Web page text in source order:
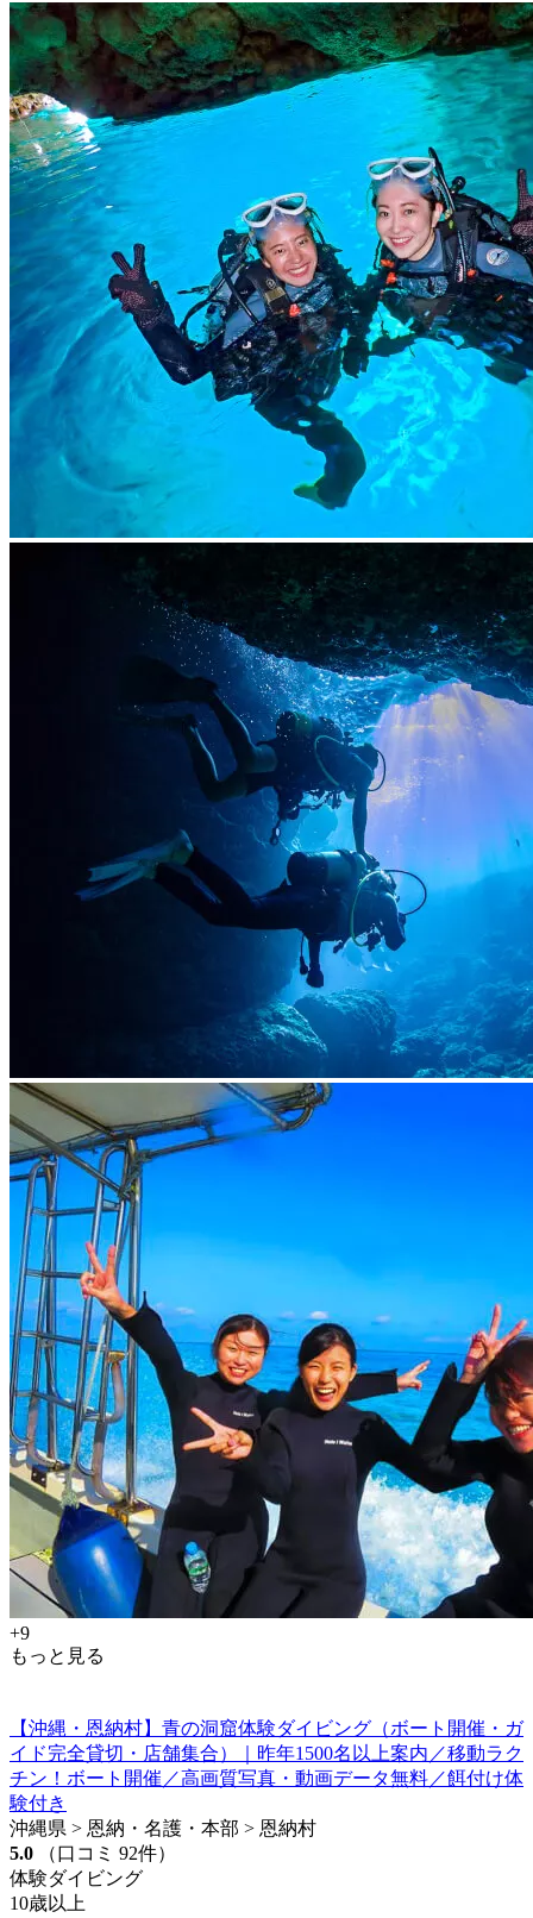
+9
もっと見る
【沖縄・恩納村】青の洞窟体験ダイビング（ボート開催・ガ
イド完全貸切・店舗集合）｜昨年1500名以上案内／移動ラク
チン！ボート開催／高画質写真・動画データ無料／餌付け体
験付き
沖縄県 > 恩納・名護・本部 > 恩納村
5.0
（口コミ 92件）
体験ダイビング
10歳以上